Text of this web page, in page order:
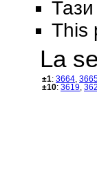
This
La
±1: 3664
±10: 3619